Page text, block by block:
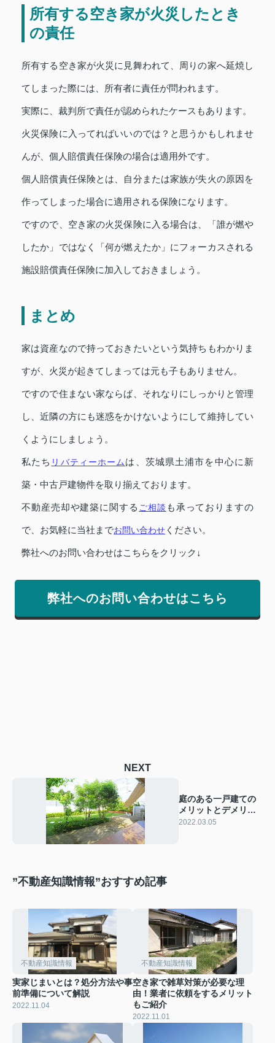
所有する空き家が火災したとき
の責任
所有する空き家が火災に見舞われて、周りの家へ延焼し
てしまった際には、所有者に責任が問われます。
実際に、裁判所で責任が認められたケースもあります。
火災保険に入ってればいいのでは？と思うかもしれませ
んが、個人賠償責任保険の場合は適用外です。
個人賠償責任保険とは、自分または家族が失火の原因を
作ってしまった場合に適用される保険になります。
ですので、空き家の火災保険に入る場合は、「誰が燃や
したか」ではなく「何が燃えたか」にフォーカスされる
施設賠償責任保険に加入しておきましょう。
まとめ
家は資産なので持っておきたいという気持ちもわかりま
すが、火災が起きてしまっては元も子もありません。
ですので住まない家ならば、それなりにしっかりと管理
し、近隣の方にも迷惑をかけないようにして維持してい
くようにしましょう。
私たち リバティーホームは、茨城県土浦市を中心に新
築・中古戸建物件を取り揃えております。
不動産売却や建築に関する ご相談 も承っておりますの
で、お気軽に当社までお問い合わせ ください。
弊社へのお問い合わせはこちらをクリック↓
弊社へのお問い合わせはこちら
NEXT
庭のある一戸建ての
メリットとデメリッ
トをご紹介
2022.03.05
”不動産知識情報”おすすめ記事
不動産知識情報
実家じまいとは？処分方法や事
前準備について解説
2022.11.04
不動産知識情報
空き家で雑草対策が必要な理
由！業者に依頼をするメリット
もご紹介
2022.11.01